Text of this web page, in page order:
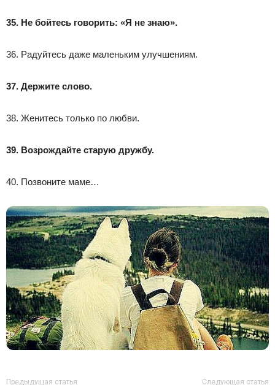
35. Не бойтесь говорить: «Я не знаю».
36. Радуйтесь даже маленьким улучшениям.
37. Держите слово.
38. Женитесь только по любви.
39. Возрождайте старую дружбу.
40. Позвоните маме…
Предыдущая статья Следующая статья